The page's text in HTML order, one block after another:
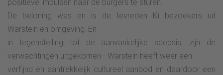
positieve impulsen naar de burgers te sturen.
De beloning was en is de tevreden Ki bezoekers uit
Warstein en omgeving. En
in tegenstelling tot de aanvankelijke scepsis, zijn de
verwachtingen uitgekomen - Warstein heeft weer een
verfijnd en aantrekkelijk cultureel aanbod en daardoor een